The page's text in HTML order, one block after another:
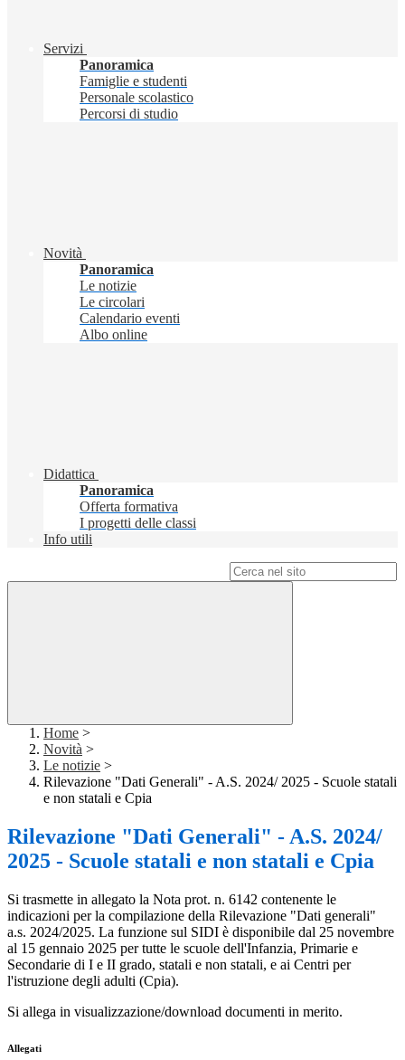
Servizi
Panoramica
Famiglie e studenti
Personale scolastico
Percorsi di studio
Novità
Panoramica
Le notizie
Le circolari
Calendario eventi
Albo online
Didattica
Panoramica
Offerta formativa
I progetti delle classi
Info utili
Home >
Novità >
Le notizie >
Rilevazione "Dati Generali" - A.S. 2024/ 2025 - Scuole statali
e non statali e Cpia
Rilevazione "Dati Generali" - A.S. 2024/
2025 - Scuole statali e non statali e Cpia
Si trasmette in allegato la Nota prot. n. 6142 contenente le
indicazioni per la compilazione della Rilevazione "Dati generali"
a.s. 2024/2025. La funzione sul SIDI è disponibile dal 25 novembre
al 15 gennaio 2025 per tutte le scuole dell'Infanzia, Primarie e
Secondarie di I e II grado, statali e non statali, e ai Centri per
l'istruzione degli adulti (Cpia).
Si allega in visualizzazione/download documenti in merito.
Allegati